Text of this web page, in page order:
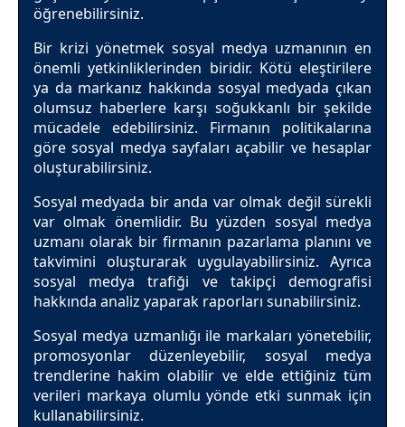
öğrenebilirsiniz.
Bir krizi yönetmek sosyal medya uzmanının en
önemli yetkinliklerinden biridir. Kötü eleştirilere
ya da markanız hakkında sosyal medyada çıkan
olumsuz haberlere karşı soğukkanlı bir şekilde
mücadele edebilirsiniz. Firmanın politikalarına
göre sosyal medya sayfaları açabilir ve hesaplar
oluşturabilirsiniz.
Sosyal medyada bir anda var olmak değil sürekli
var olmak önemlidir. Bu yüzden sosyal medya
uzmanı olarak bir firmanın pazarlama planını ve
takvimini oluşturarak uygulayabilirsiniz. Ayrıca
sosyal medya trafiği ve takipçi demografisi
hakkında analiz yaparak raporları sunabilirsiniz.
Sosyal medya uzmanlığı ile markaları yönetebilir,
promosyonlar düzenleyebilir, sosyal medya
trendlerine hakim olabilir ve elde ettiğiniz tüm
verileri markaya olumlu yönde etki sunmak için
kullanabilirsiniz.